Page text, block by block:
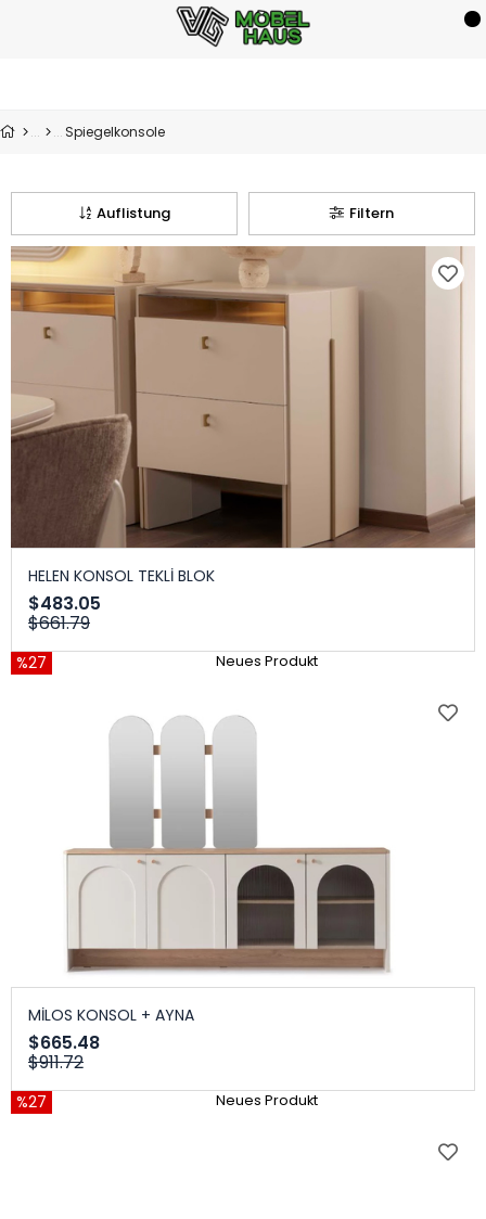
Spiegelkonsole
Filtern
Auflistung
HELEN KONSOL TEKLİ BLOK
$483.05
$661.79
%27 Neues Produkt
MİLOS KONSOL + AYNA
$665.48
$911.72
%27 Neues Produkt